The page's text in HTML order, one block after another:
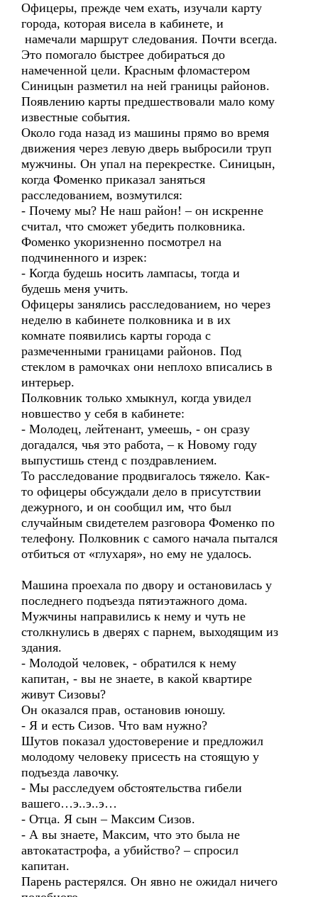
Офицеры, прежде чем ехать, изучали карту
города, которая висела в кабинете, и
намечали маршрут следования. Почти всегда.
Это помогало быстрее добираться до
намеченной цели. Красным фломастером
Синицын разметил на ней границы районов.
Появлению карты предшествовали мало кому
известные события.
Около года назад из машины прямо во время
движения через левую дверь выбросили труп
мужчины. Он упал на перекрестке. Синицын,
когда Фоменко приказал заняться
расследованием, возмутился:
- Почему мы? Не наш район! – он искренне
считал, что сможет убедить полковника.
Фоменко укоризненно посмотрел на
подчиненного и изрек:
- Когда будешь носить лампасы, тогда и
будешь меня учить.
Офицеры занялись расследованием, но через
неделю в кабинете полковника и в их
комнате появились карты города с
размеченными границами районов. Под
стеклом в рамочках они неплохо вписались в
интерьер.
Полковник только хмыкнул, когда увидел
новшество у себя в кабинете:
- Молодец, лейтенант, умеешь, - он сразу
догадался, чья это работа, – к Новому году
выпустишь стенд с поздравлением.
То расследование продвигалось тяжело. Как-
то офицеры обсуждали дело в присутствии
дежурного, и он сообщил им, что был
случайным свидетелем разговора Фоменко по
телефону. Полковник с самого начала пытался
отбиться от «глухаря», но ему не удалось.
Машина проехала по двору и остановилась у
последнего подъезда пятиэтажного дома.
Мужчины направились к нему и чуть не
столкнулись в дверях с парнем, выходящим из
здания.
- Молодой человек, - обратился к нему
капитан, - вы не знаете, в какой квартире
живут Сизовы?
Он оказался прав, остановив юношу.
- Я и есть Сизов. Что вам нужно?
Шутов показал удостоверение и предложил
молодому человеку присесть на стоящую у
подъезда лавочку.
- Мы расследуем обстоятельства гибели
вашего…э..э..э…
- Отца. Я сын – Максим Сизов.
- А вы знаете, Максим, что это была не
автокатастрофа, а убийство? – спросил
капитан.
Парень растерялся. Он явно не ожидал ничего